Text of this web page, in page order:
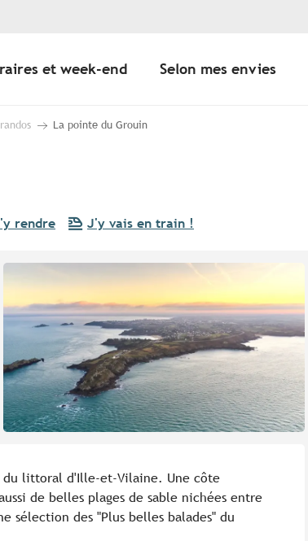
et week-end Selon mes envies
La pointe du Grouin
rendre J'y vais en train !
du littoral d'Ille-et-Vilaine. Une côte
de belles plages de sable nichées entre
sélection des "Plus belles balades" du